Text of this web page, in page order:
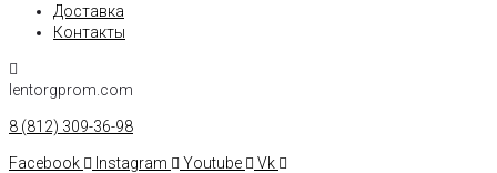
Доставка
Контакты
lentorgprom.com
8 (812) 309-36-98
Facebook Instagram Youtube Vk